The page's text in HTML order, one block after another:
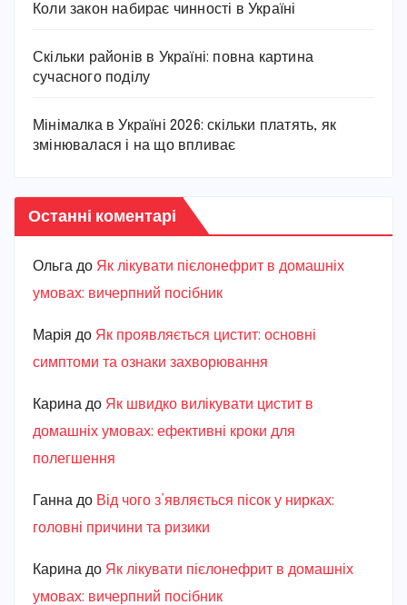
Коли закон набирає чинності в Україні
Скільки районів в Україні: повна картина
сучасного поділу
Мінімалка в Україні 2026: скільки платять, як
змінювалася і на що впливає
Останні коментарі
Ольга до Як лікувати пієлонефрит в домашніх
умовах: вичерпний посібник
Марiя до Як проявляється цистит: основні
симптоми та ознаки захворювання
Карина до Як швидко вилікувати цистит в
домашніх умовах: ефективні кроки для
полегшення
Ганна до Від чого з’являється пісок у нирках:
головні причини та ризики
Карина до Як лікувати пієлонефрит в домашніх
умовах: вичерпний посібник